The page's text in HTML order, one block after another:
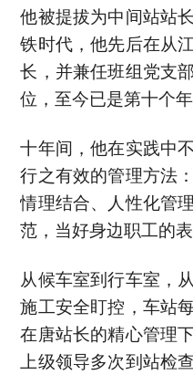
他被提拔为中间站站
铁时代，他先后在从
长，并兼任班组党支
位，至今已是第十个年
十年间，他在实践中
行之有效的管理方法
情理结合、人性化管
范，当好身边职工的表
从候车室到行车室，
施工安全盯控，车站
在唐站长的精心管理
上级领导多次到站检